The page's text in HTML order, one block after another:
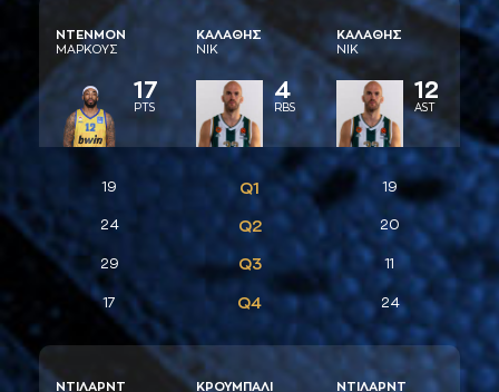
ΝΤΕΝΜΟΝ
ΜAΡΚΟΥΣ
17
PTS
ΚAΛAΘΗΣ
ΝΙΚ
4
RBS
ΚAΛAΘΗΣ
ΝΙΚ
12
AST
19 Q1 19
24 Q2 20
29 Q3 11
17 Q4 24
ΝΤΙΛAΡΝΤ ΚΡΟΥΜΠAΛΙ ΝΤΙΛAΡΝΤ